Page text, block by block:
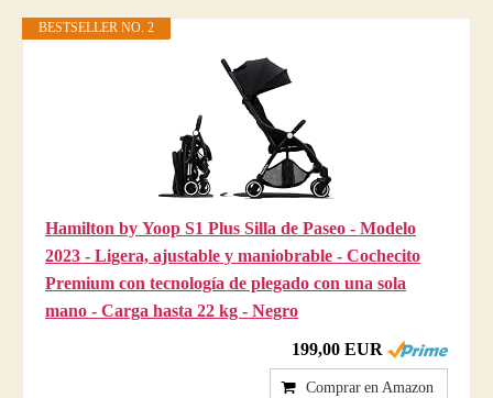
BESTSELLER NO. 2
Hamilton by Yoop S1 Plus Silla de Paseo - Modelo
2023 - Ligera, ajustable y maniobrable - Cochecito
Premium con tecnología de plegado con una sola
mano - Carga hasta 22 kg - Negro
199,00 EUR
Comprar en Amazon